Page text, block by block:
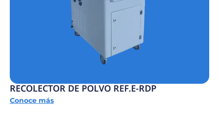
RECOLECTOR DE POLVO REF.E-RDP
Conoce más